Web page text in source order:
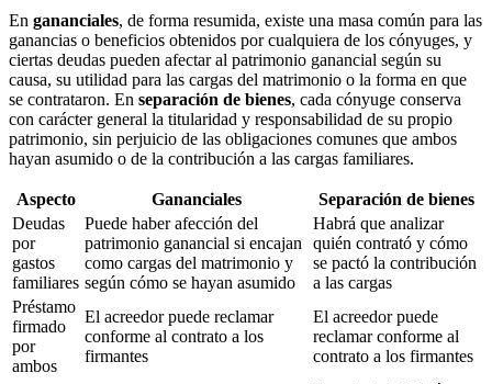
En gananciales, de forma resumida, existe una masa común para las
ganancias o beneficios obtenidos por cualquiera de los cónyuges, y
ciertas deudas pueden afectar al patrimonio ganancial según su
causa, su utilidad para las cargas del matrimonio o la forma en que
se contrataron. En separación de bienes, cada cónyuge conserva
con carácter general la titularidad y responsabilidad de su propio
patrimonio, sin perjuicio de las obligaciones comunes que ambos
hayan asumido o de la contribución a las cargas familiares.
Aspecto Gananciales
Separación de bienes
Deudas
por
gastos
familiares
Puede haber afección del
patrimonio ganancial si encajan
como cargas del matrimonio y
según cómo se hayan asumido
Habrá que analizar
quién contrató y cómo
se pactó la contribución
a las cargas
Préstamo
firmado
por
ambos
El acreedor puede reclamar
conforme al contrato a los
firmantes
El acreedor puede
reclamar conforme al
contrato a los firmantes